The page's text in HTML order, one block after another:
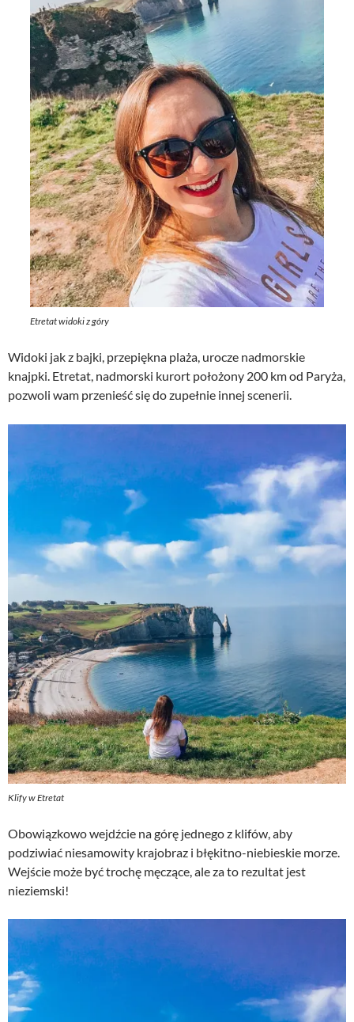
Etretat widoki z góry
Widoki jak z bajki, przepiękna plaża, urocze nadmorskie
knajpki. Etretat, nadmorski kurort położony 200 km od Paryża,
pozwoli wam przenieść się do zupełnie innej scenerii.
Klify w Etretat
Obowiązkowo wejdźcie na górę jednego z klifów, aby
podziwiać niesamowity krajobraz i błękitno-niebieskie morze.
Wejście może być trochę męczące, ale za to rezultat jest
nieziemski!